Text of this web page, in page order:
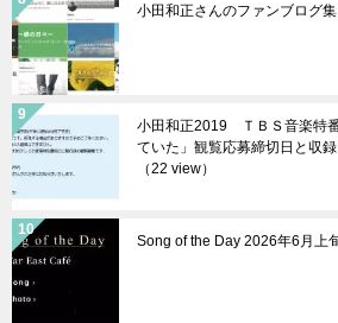
小田和正さんのファンブログ集
小田和正2019 ＴＢＳ音楽特
ていた」観覧応募締切日と収
（22 view）
Song of the Day 2026年6月上